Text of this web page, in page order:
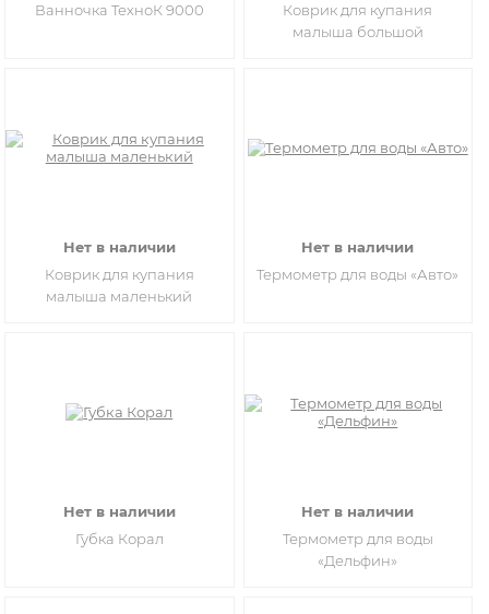
Ванночка ТехноК 9000
Коврик для купания
малыша большой
Нет в наличии
Коврик для купания
малыша маленький
Нет в наличии
Термометр для воды «Авто»
Нет в наличии
Губка Корал
Нет в наличии
Термометр для воды
«Дельфин»